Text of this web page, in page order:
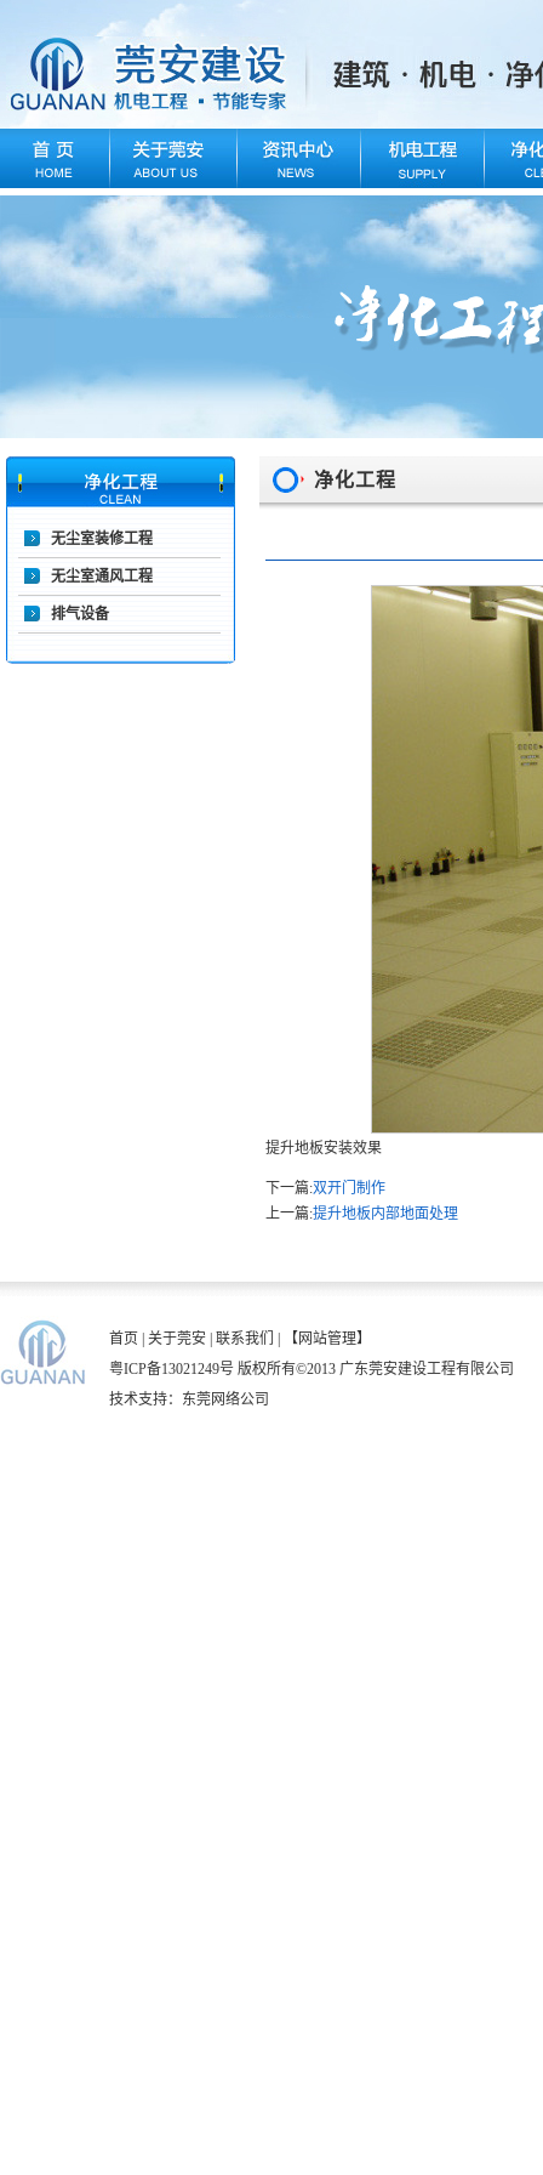
无尘室装修工程
无尘室通风工程
排气设备
净化工程
提升地板安装效果
下一篇:双开门制作
上一篇:提升地板内部地面处理
首页 关于莞安 联系我们
【网站管理】
粤ICP备13021249号 版权所有©2013 广东莞安建设工程有限公司
技术支持： 东莞网络公司